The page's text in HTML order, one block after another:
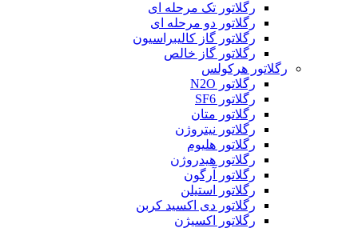
رگلاتور تک مرحله ای
رگلاتور دو مرحله ای
رگلاتور گاز کالیبراسیون
رگلاتور گاز خالص
رگلاتور هرکولس
رگلاتور N2O
رگلاتور SF6
رگلاتور متان
رگلاتور نیتروژن
رگلاتور هلیوم
رگلاتور هیدروژن
رگلاتور آرگون
رگلاتور استیلن
رگلاتور دی اکسید کربن
رگلاتور اکسیژن